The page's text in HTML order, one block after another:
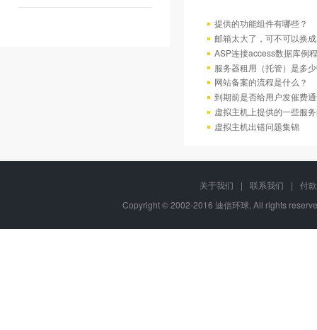
提供的功能组件有哪些？
邮箱太大了，可不可以换
ASP连接access数据库例程
服务器租用（托管）是多
网站备案的流程是什么？
到期前是否给用户发催费
虚拟主机上提供的一些服
虚拟主机出错问题集锦
关于我们 | 联系我们 |
付
Copyright © 2002-2016 迪信环球, All rights